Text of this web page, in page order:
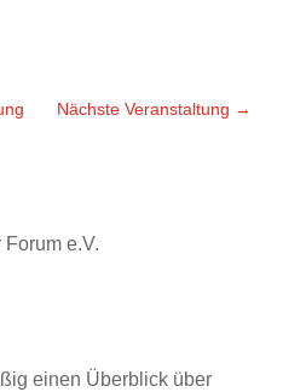
Nächste Veranstaltung →
e.V.
einen Überblick über